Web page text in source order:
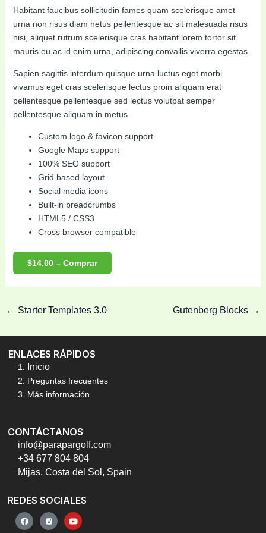
Habitant faucibus sollicitudin fames quam scelerisque amet
urna non risus diam netus pellentesque ac sit malesuada risus
nisi, aliquet rutrum scelerisque cras habitant lorem tortor sit
mauris eu ac id enim urna, adipiscing convallis viverra egestas.
Sapien sagittis interdum quisque urna luctus eget morbi
vivamus eget cras scelerisque lectus proin aliquam erat
pellentesque pellentesque sed lectus volutpat semper
pellentesque aliquam in metus.
Custom logo & favicon support
Google Maps support
100% SEO support
Grid based layout
Social media icons
Built-in breadcrumbs
HTML5 / CSS3
Cross browser compatible
$14.00 – Comprar
← Starter Templates 3.0 Gutenberg Blocks →
ENLACES RÁPIDOS
Inicio
Preguntas frecuentes
Más información
CONTÁCTANOS
info@parapargolf.com
+34 677 804 804
Mijas, Costa del Sol, Spain
REDES SOCIALES
Y
o